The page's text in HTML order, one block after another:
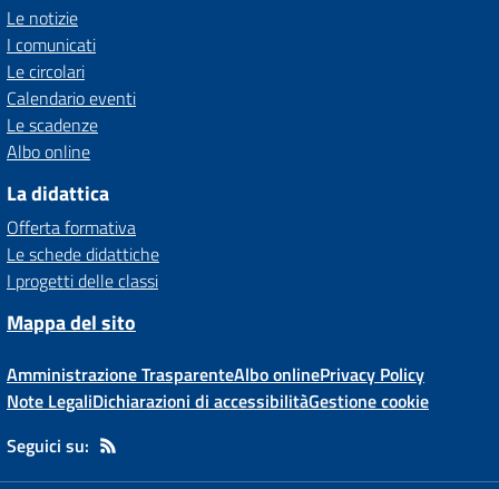
Le notizie
I comunicati
Le circolari
Calendario eventi
Le scadenze
Albo online
La didattica
Offerta formativa
Le schede didattiche
I progetti delle classi
Mappa del sito
Amministrazione TrasparenteAlbo onlinePrivacy Policy
Note LegaliDichiarazioni di accessibilitàGestione cookie
Seguici su: